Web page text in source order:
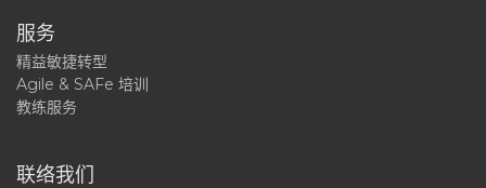
服务
精益敏捷转型
Agile & SAFe 培训
教练服务
联络我们